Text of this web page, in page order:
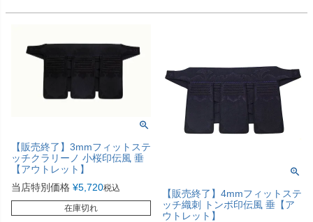
【販売終了】3mmフィットステ
ッチクラリーノ 小桜印伝風 垂
【アウトレット】
当店特別価格 ¥5,720税込
在庫切れ
【販売終了】4mmフィットステ
ッチ織刺 トンボ印伝風 垂【ア
ウトレット】